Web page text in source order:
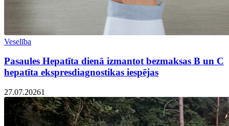
Veselība
Pasaules Hepatīta dienā izmantot bezmaksas B un C
hepatīta ekspresdiagnostikas iespējas
27.07.20261